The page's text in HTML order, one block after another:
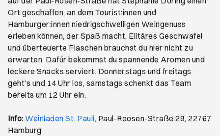
Ort geschaffen, an dem Tourist:innen und
Hamburger:innen niedrigschwelligen Weingenuss
erleben können, der Spaß macht. Elitäres Geschwafel
und überteuerte Flaschen brauchst du hier nicht zu
erwarten. Dafür bekommst du spannende Aromen und
leckere Snacks serviert. Donnerstags und freitags
geht’s und 14 Uhr los, samstags schenkt das Team
bereits um 12 Uhr ein.
Info: Weinladen St. Pauli, Öffnet ein neues Browser-Tab
Paul-Roosen-Straße 29, 22767
Hamburg